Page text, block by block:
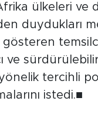
ülkeleri ve
duydukları
gösteren
ve
tercihli
istedi.■